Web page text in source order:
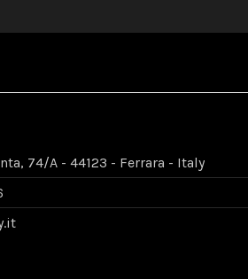
74/A - 44123 - Ferrara - Italy